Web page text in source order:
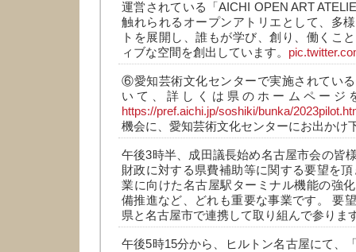
運営されている「AICHI OPEN ART
触れられるオープンアトリエとして、多
トを展開し、誰もが学び、創り、働くこ
ィブな空間を創出しています。
⑥愛知芸術文化センターで実施されてい
いて、詳しくは県のホームページ
https://pref.aichi.jp/soshiki/bunka/
機会に、愛知芸術文化センターにお出かけ
午後3時半、成田議長始め名古屋市会の皆
財政に対する県費補助等に関する要望を
業に向けた名古屋駅ターミナル機能の強
備推進など、どれも重要な事業です。 要
県と名古屋市で連携して取り組んで参りま
午後5時15分から、ヒルトン名古屋にて、